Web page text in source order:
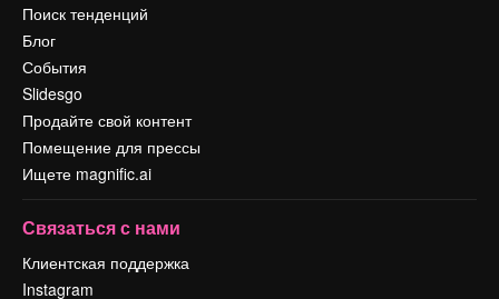
Поиск тенденций
Блог
События
Slidesgo
Продайте свой контент
Помещение для прессы
Ищете magnific.ai
Связаться с нами
Клиентская поддержка
Instagram